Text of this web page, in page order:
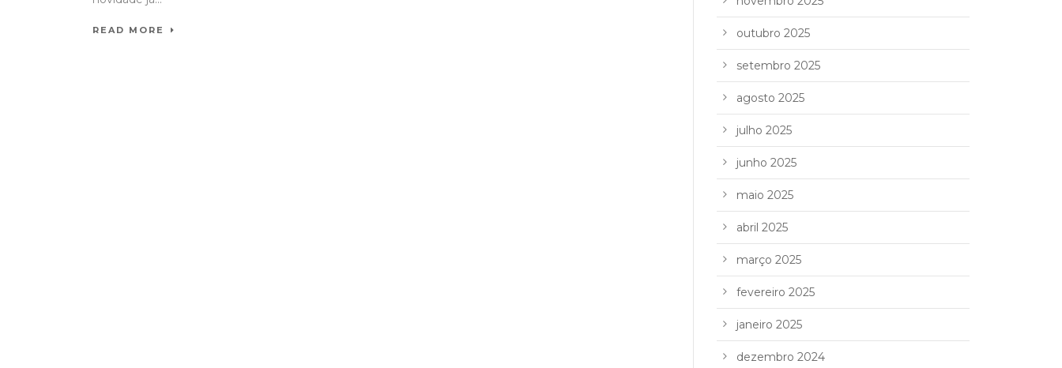
READ MORE outubro 2025
setembro 2025
agosto 2025
julho 2025
junho 2025
maio 2025
abril 2025
março 2025
fevereiro 2025
janeiro 2025
dezembro 2024